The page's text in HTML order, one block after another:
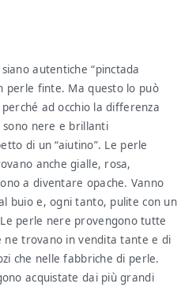
autentiche “pinctada
perle finte. Ma questo lo può
ad occhio la differenza
sono nere e brillanti
di un “aiutino”. Le perle
anche gialle, rosa,
a diventare opache. Vanno
buio e, ogni tanto, pulite con un
perle nere provengono tutte
ne trovano in vendita tante e di
che nelle fabbriche di perle.
acquistate dai più grandi